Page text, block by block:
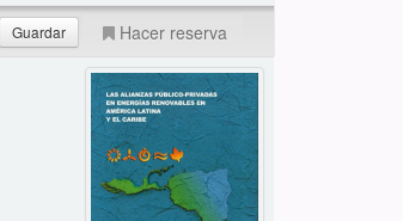
Hacer reserva